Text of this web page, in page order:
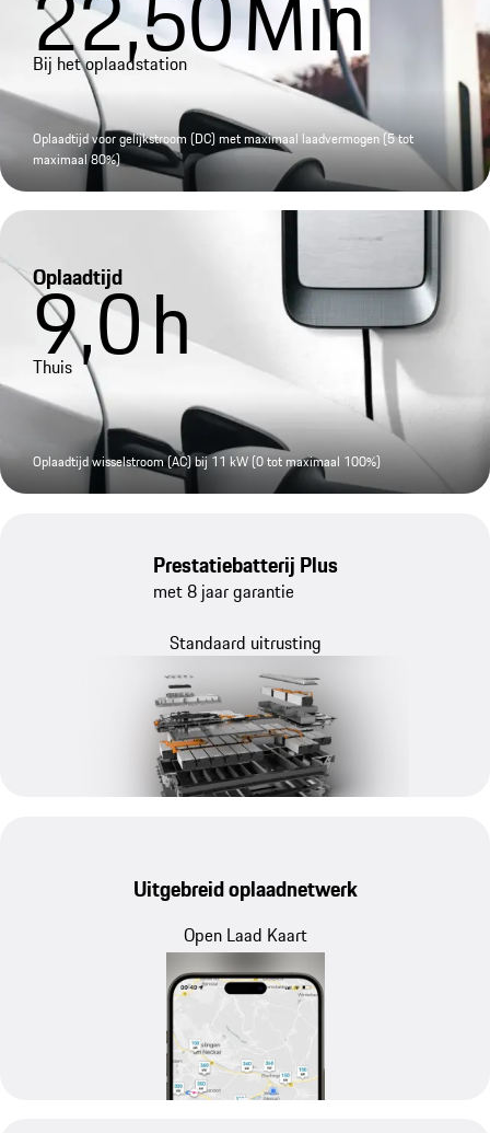
Bij het oplaadstation
Oplaadtijd voor gelijkstroom (DC) met maximaal laadvermogen (5 tot
maximaal 80%)
Oplaadtijd
9,0h
Thuis
Oplaadtijd wisselstroom (AC) bij 11 kW (0 tot maximaal 100%)
Prestatiebatterij Plus
met 8 jaar garantie
Standaard uitrusting
Uitgebreid oplaadnetwerk
Open Laad Kaart